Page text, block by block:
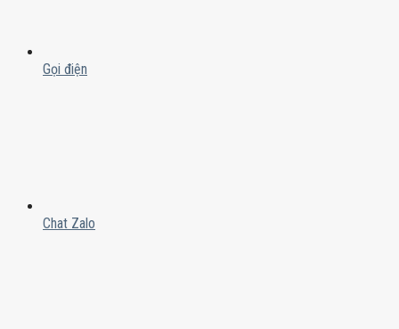
Gọi điện
Chat Zalo